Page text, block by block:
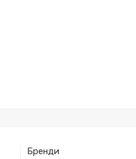
Бренди